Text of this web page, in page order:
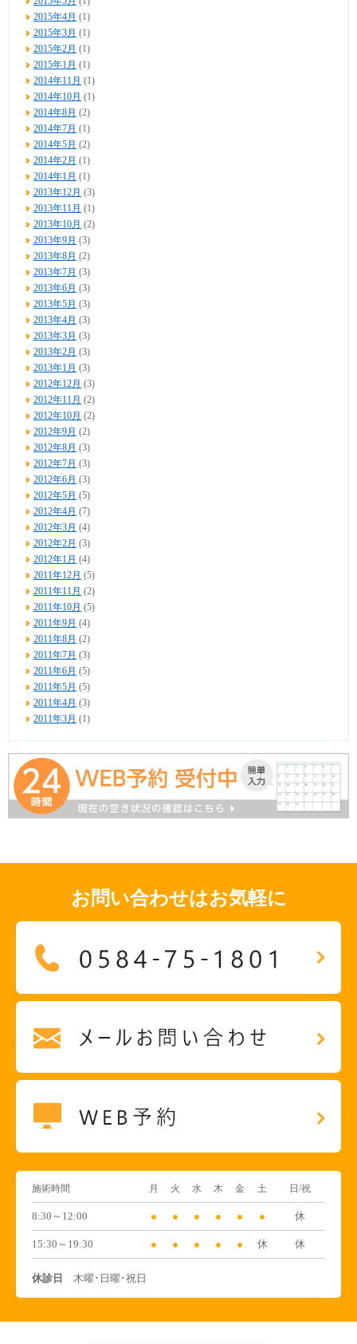
2015年4月 (1)
2015年3月 (1)
2015年2月 (1)
2015年1月 (1)
2014年11月 (1)
2014年10月 (1)
2014年8月 (2)
2014年7月 (1)
2014年5月 (2)
2014年2月 (1)
2014年1月 (1)
2013年12月 (3)
2013年11月 (1)
2013年10月 (2)
2013年9月 (3)
2013年8月 (2)
2013年7月 (3)
2013年6月 (3)
2013年5月 (3)
2013年4月 (3)
2013年3月 (3)
2013年2月 (3)
2013年1月 (3)
2012年12月 (3)
2012年11月 (2)
2012年10月 (2)
2012年9月 (2)
2012年8月 (3)
2012年7月 (3)
2012年6月 (3)
2012年5月 (5)
2012年4月 (7)
2012年3月 (4)
2012年2月 (3)
2012年1月 (4)
2011年12月 (5)
2011年11月 (2)
2011年10月 (5)
2011年9月 (4)
2011年8月 (2)
2011年7月 (3)
2011年6月 (5)
2011年5月 (5)
2011年4月 (3)
2011年3月 (1)
お問い合わせはお気軽に
施術時間 月 火 水 木 金 土 日/祝
8:30～12:00 ● ● ● ● ● ● 休
15:30～19:30 ● ● ● ● ● 休 休
休診日 木曜･日曜･祝日